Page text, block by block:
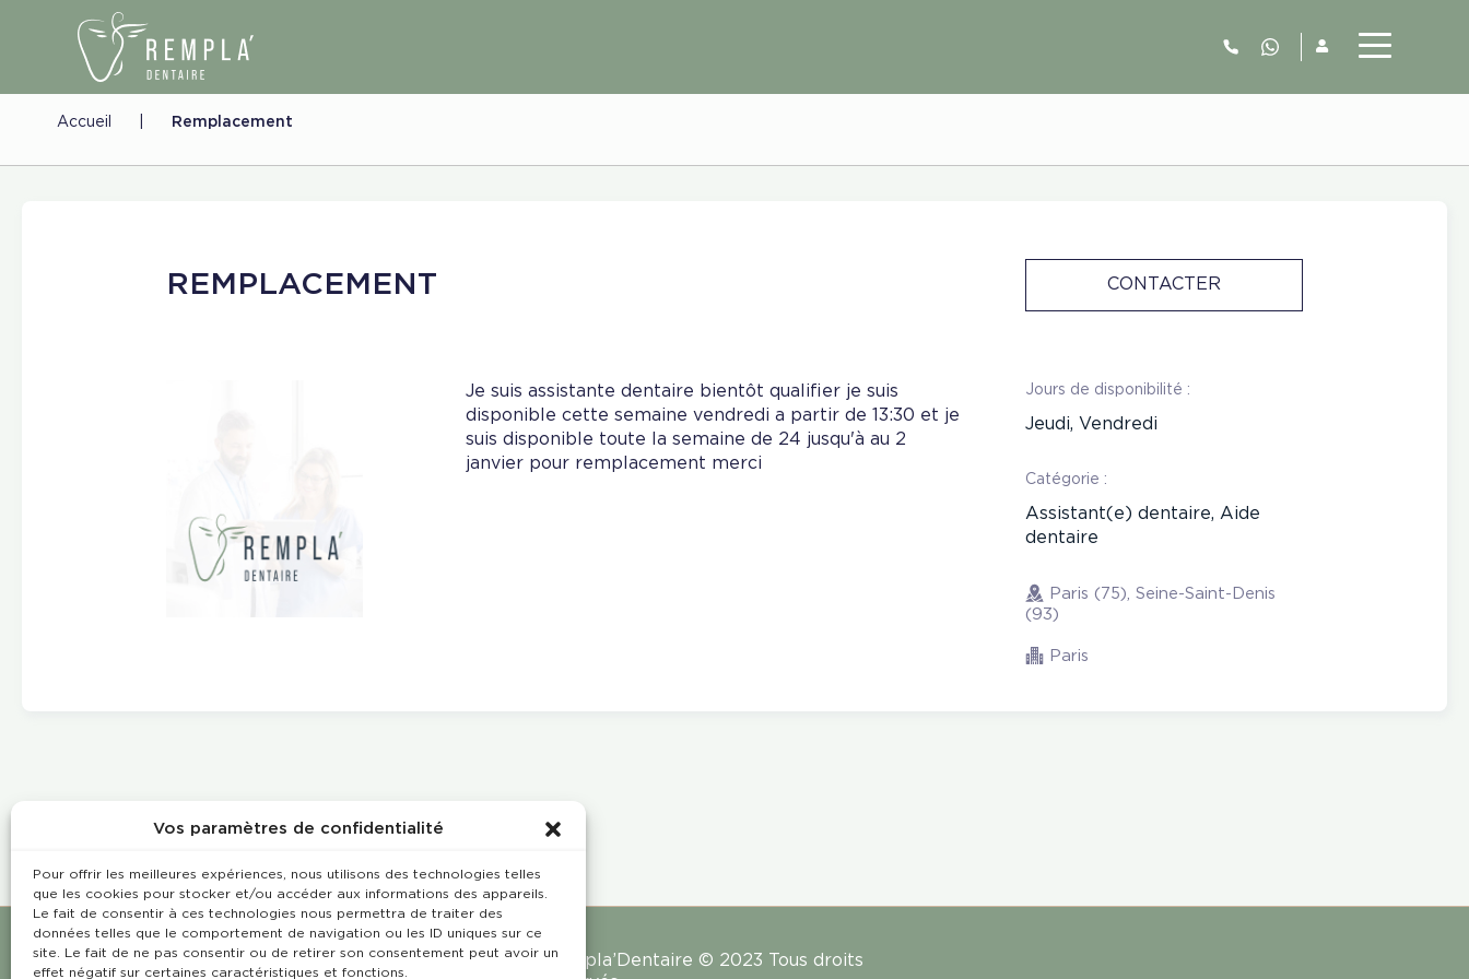
Vos paramètres de confidentialité
Pour offrir les meilleures expériences, nous utilisons des technologies telles
que les cookies pour stocker et/ou accéder aux informations des appareils.
Le fait de consentir à ces technologies nous permettra de traiter des
données telles que le comportement de navigation ou les ID uniques sur ce
site. Le fait de ne pas consentir ou de retirer son consentement peut avoir un
effet négatif sur certaines caractéristiques et fonctions.
06.52.63.77.73
Accueil Remplacement
REMPLACEMENT CONTACTER
Je suis assistante dentaire bientôt qualifier je suis
disponible cette semaine vendredi a partir de 13:30 et je
suis disponible toute la semaine de 24 jusqu'à au 2
janvier pour remplacement merci
Jours de disponibilité :
Jeudi, Vendredi
Catégorie :
Assistant(e) dentaire, Aide
dentaire
Paris (75), Seine-Saint-Denis
(93)
Paris
Rempla’Dentaire © 2023 Tous droits